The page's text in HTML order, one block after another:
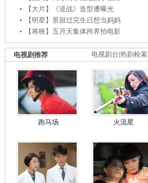
【大片】《逆战》造型遭曝光
【明星】景甜过完生日想当妈妈
【将映】五月天集体跨界拍电影
电视剧台 热剧检索
电视剧推荐
跑马场 火流星